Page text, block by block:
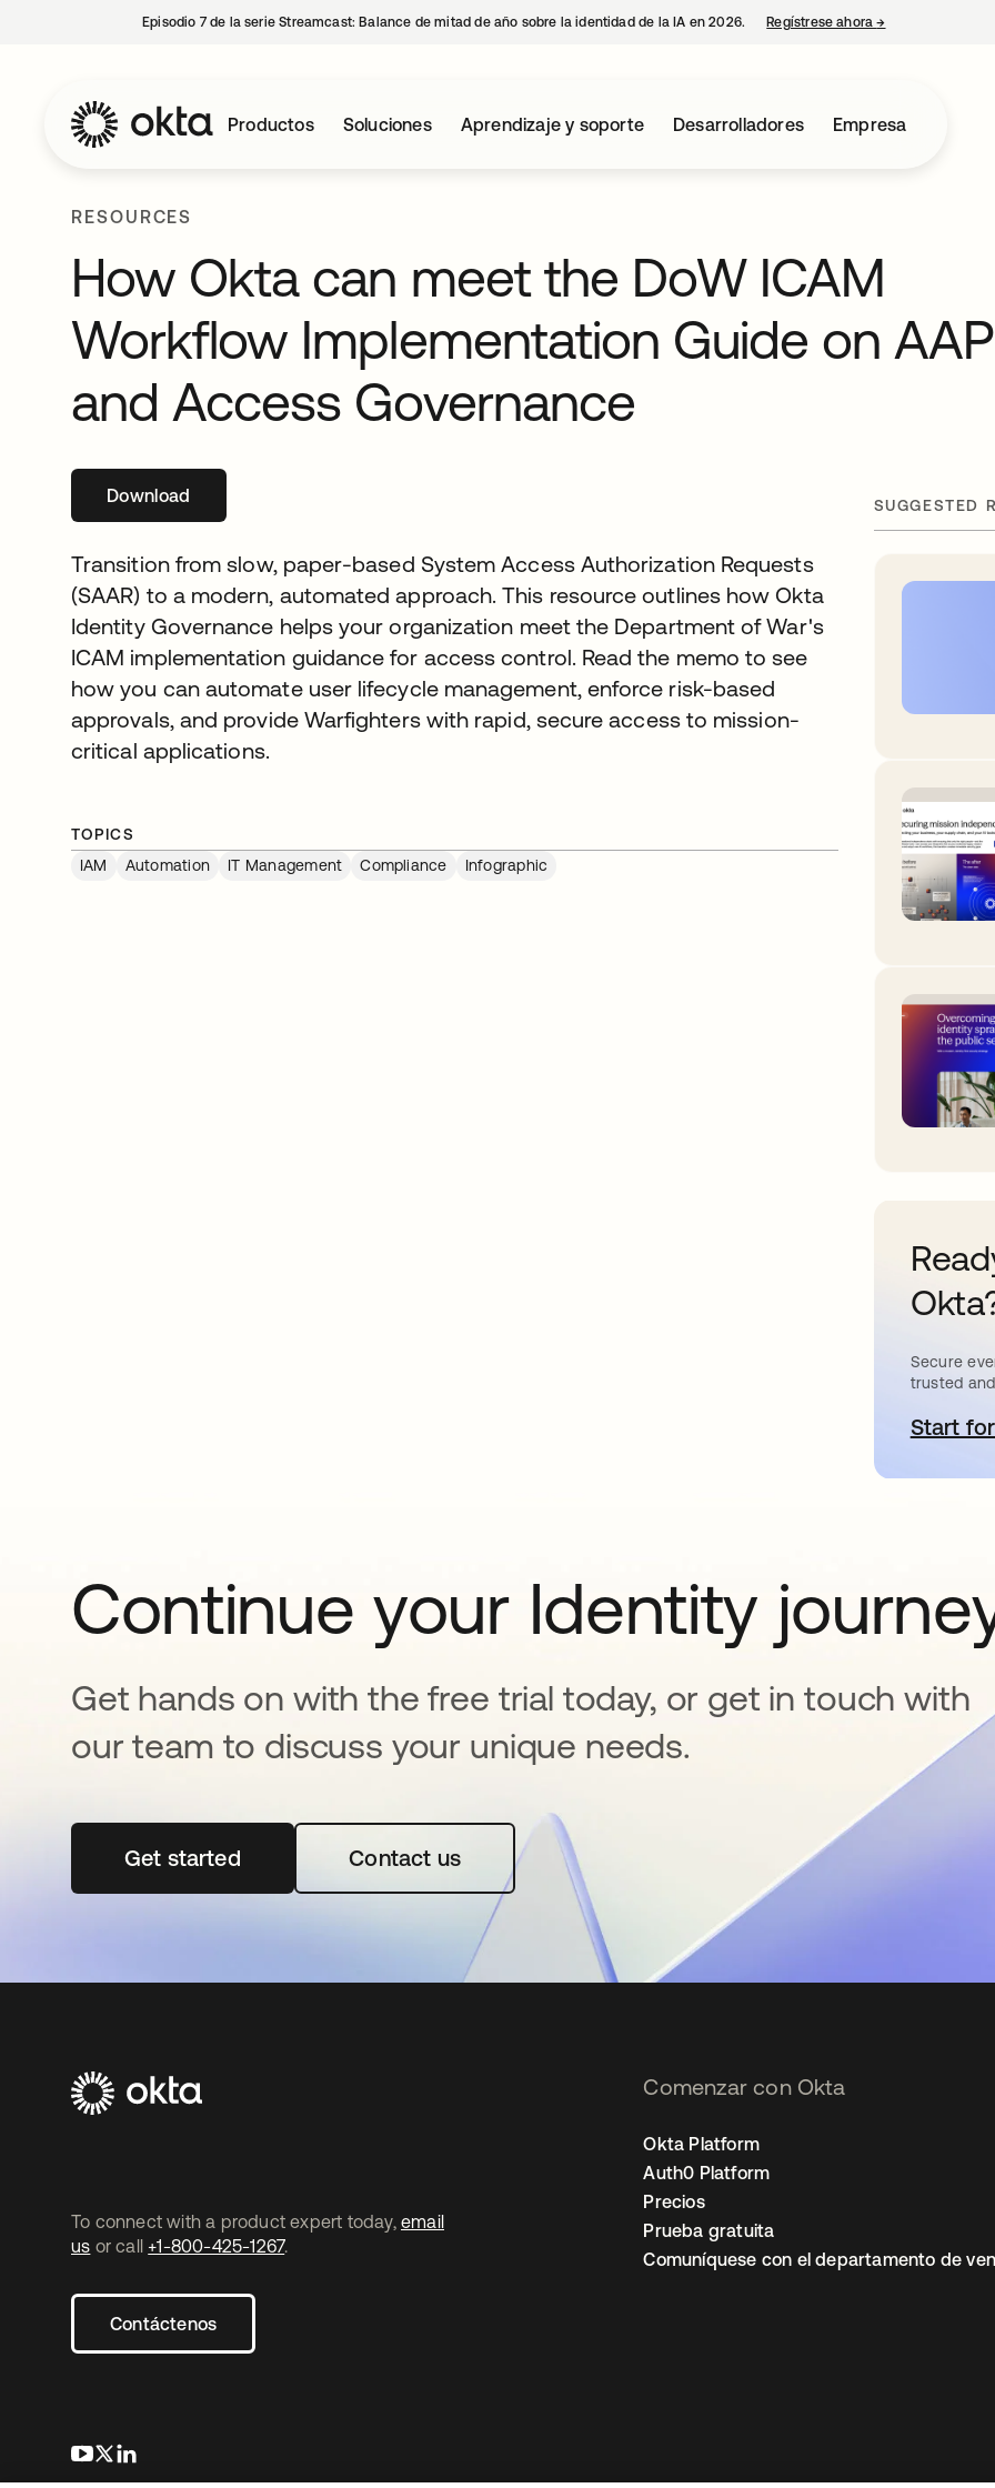
Episodio 7 de la serie Streamcast: Balance de mitad de año sobre la identidad de la IA en 2026. Regístrese ahora→
Productos Soluciones Aprendizaje y soporte Desarrolladores Empresa
RESOURCES
How Okta can meet the DoW ICAM
Workflow Implementation Guide on AAP
and Access Governance
Downloadse abre en una pestaña nueva
Transition from slow, paper-based System Access Authorization Requests
(SAAR) to a modern, automated approach. This resource outlines how Okta
Identity Governance helps your organization meet the Department of War's
ICAM implementation guidance for access control. Read the memo to see
how you can automate user lifecycle management, enforce risk-based
approvals, and provide Warfighters with rapid, secure access to mission-
critical applications.
TOPICS
IAM
Automation IT Management Compliance Infographic
SUGGESTED
Secure
trusted
Start
Continue your Identity
Get hands on with the free trial today, or get in touch with
our team to discuss your unique needs.
Get startedse abre en una pestaña nueva
Contact us
To connect with a product expert today, email
us or call +1-800-425-1267.
Contáctenos
se abre en una pestaña nueva
se abre en una pestaña nueva
Comenzar con Okta
Okta Platform
Auth0 Platform
Precios
Prueba gratuita
Comuníquese con el departamento de